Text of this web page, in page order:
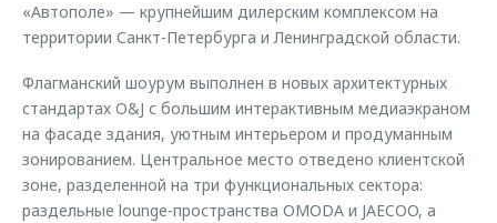
Одежда и сувениры
Запчасти
Трейд-ин
Калькулятор трейд-ин
O&J Автоклуб
Приложение O&J
Аксессуары
Одежда и сувениры
Оригинальные аксессуары
«Автополе» — крупнейшим дилерским комплексом на
территории Санкт-Петербурга и Ленинградской области.
Флагманский шоурум выполнен в новых архитектурных
стандартах O&J с большим интерактивным медиаэкраном
на фасаде здания, уютным интерьером и продуманным
зонированием. Центральное место отведено клиентской
зоне, разделенной на три функциональных сектора:
раздельные lounge-пространства OMODA и JAECOO, а